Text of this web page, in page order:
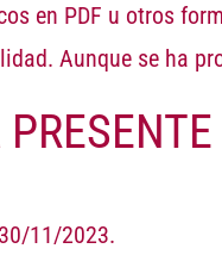
en PDF u otros
Aunque se ha
11/2023.